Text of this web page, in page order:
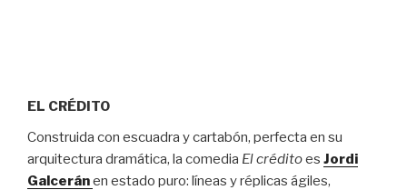
EL CRÉDITO
Construida con escuadra y cartabón, perfecta en su
arquitectura dramática, la comedia El créditoes Jordi
Galceránen estado puro: líneas y réplicas ágiles,